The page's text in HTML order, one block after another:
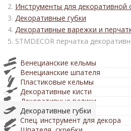
Инструменты для декоративной
Декоративные губки
Декоративные варежки и
STMDECOR перчатка
Венецианские кельмы
Венецианские шпателя
Пластиковые кельмы
Декоративные кисти
Декоративные валики
Декоративные губки
Спец. инструмент для декора